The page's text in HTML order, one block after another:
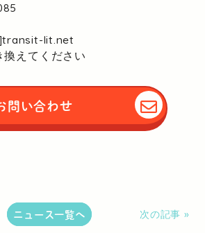
lit.net
えてください
問い合わせ
ニュース一覧へ 次の記事 »